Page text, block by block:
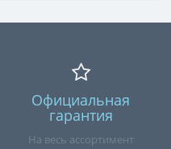
Официальная
гарантия
На весь ассортимент